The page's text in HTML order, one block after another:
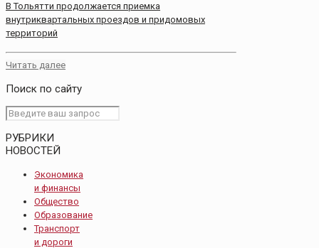
В Тольятти продолжается приемка
внутриквартальных проездов и придомовых
территорий
Читать далее
Поиск по сайту
РУБРИКИ
НОВОСТЕЙ
Экономика
и финансы
Общество
Образование
Транспорт
и дороги